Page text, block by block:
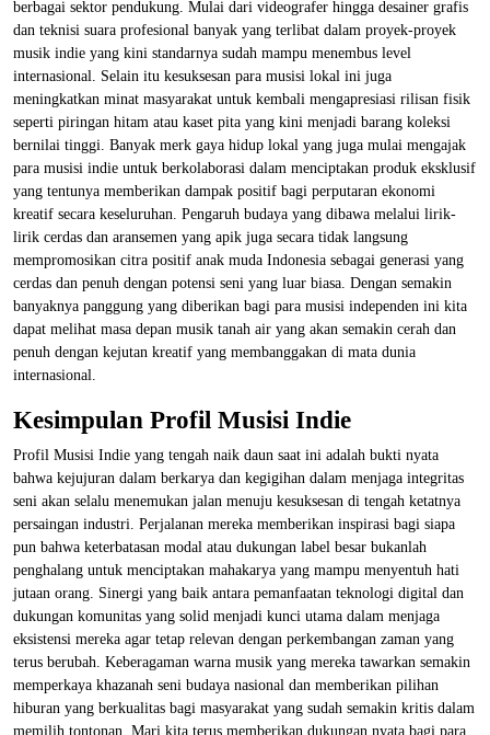
berbagai sektor pendukung. Mulai dari videografer hingga desainer grafis
dan teknisi suara profesional banyak yang terlibat dalam proyek-proyek
musik indie yang kini standarnya sudah mampu menembus level
internasional. Selain itu kesuksesan para musisi lokal ini juga
meningkatkan minat masyarakat untuk kembali mengapresiasi rilisan fisik
seperti piringan hitam atau kaset pita yang kini menjadi barang koleksi
bernilai tinggi. Banyak merk gaya hidup lokal yang juga mulai mengajak
para musisi indie untuk berkolaborasi dalam menciptakan produk eksklusif
yang tentunya memberikan dampak positif bagi perputaran ekonomi
kreatif secara keseluruhan. Pengaruh budaya yang dibawa melalui lirik-
lirik cerdas dan aransemen yang apik juga secara tidak langsung
mempromosikan citra positif anak muda Indonesia sebagai generasi yang
cerdas dan penuh dengan potensi seni yang luar biasa. Dengan semakin
banyaknya panggung yang diberikan bagi para musisi independen ini kita
dapat melihat masa depan musik tanah air yang akan semakin cerah dan
penuh dengan kejutan kreatif yang membanggakan di mata dunia
internasional.
Kesimpulan Profil Musisi Indie
Profil Musisi Indie yang tengah naik daun saat ini adalah bukti nyata
bahwa kejujuran dalam berkarya dan kegigihan dalam menjaga integritas
seni akan selalu menemukan jalan menuju kesuksesan di tengah ketatnya
persaingan industri. Perjalanan mereka memberikan inspirasi bagi siapa
pun bahwa keterbatasan modal atau dukungan label besar bukanlah
penghalang untuk menciptakan mahakarya yang mampu menyentuh hati
jutaan orang. Sinergi yang baik antara pemanfaatan teknologi digital dan
dukungan komunitas yang solid menjadi kunci utama dalam menjaga
eksistensi mereka agar tetap relevan dengan perkembangan zaman yang
terus berubah. Keberagaman warna musik yang mereka tawarkan semakin
memperkaya khazanah seni budaya nasional dan memberikan pilihan
hiburan yang berkualitas bagi masyarakat yang sudah semakin kritis dalam
memilih tontonan. Mari kita terus memberikan dukungan nyata bagi para